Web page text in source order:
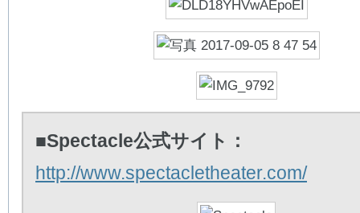
■Spectacle公式サイト：
http://www.spectacletheater.com/